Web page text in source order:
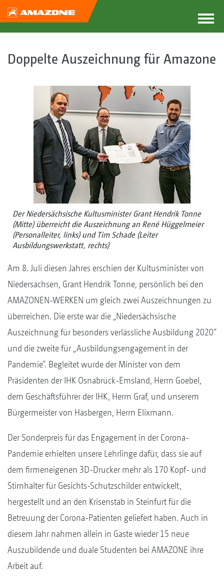
Doppelte Auszeichnung für Amazone
Der Niedersächsische Kultusminister Grant Hendrik Tonne
(Mitte) überreicht die Auszeichnung an René Hüggelmeier
(Personalleiter, links) und Tim Schade (Leiter
Ausbildungswerkstatt, rechts)
Am 8. Juli diesen Jahres erschien der Kultusminister von
Niedersachsen, Grant Hendrik Tonne, persönlich bei den
AMAZONEN-WERKEN um gleich zwei Auszeichnungen zu
überreichen. Die erste war die „Niedersächsische
Auszeichnung für besonders verlässliche Ausbildung 2020“
und die zweite für „Ausbildungsengagement in der
Pandemie“. Begleitet wurde der Minister von dem
Präsidenten der IHK Osnabrück-Emsland, Herrn Goebel,
dem Geschäftsführer der IHK, Herrn Graf, und unserem
Bürgermeister von Hasbergen, Herrn Elixmann.
Der Sonderpreis für das Engagement in der Corona-
Pandemie erhielten unsere Lehrlinge dafür, dass sie auf
dem firmeneigenen 3D-Drucker mehr als 170 Kopf- und
Stirnhalter für Gesichts-Schutzschilder entwickelt,
hergestellt und an den Krisenstab in Steinfurt für die
Betreuung der Corona-Patienten geliefert haben. Auch in
diesem Jahr nahmen allein in Gaste wieder 15 neue
Auszubildende und duale Studenten bei AMAZONE ihre
Arbeit auf.